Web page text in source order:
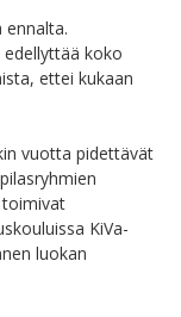
ennalta.
koko
ettei kukaan
vuotta pidettävät
KiVa-
luokan